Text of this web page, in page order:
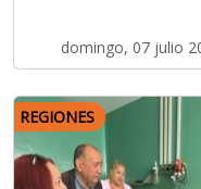
domingo, 07 julio
REGIONES